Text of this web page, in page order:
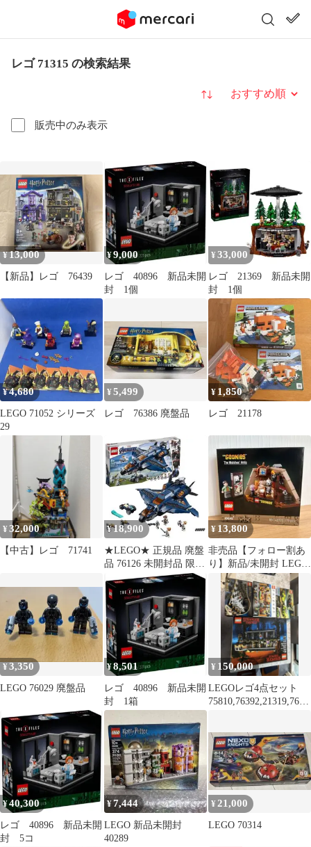
レゴ 71315 の検索結果
販売中のみ表示
並び替え
¥13,000
【新品】レゴ 76439
¥9,000
レゴ 40896 新品未開
封 1個
¥ 33,000
レゴ 21369 新品未開
封 1個
¥4,680
LEGO 71052 シリーズ
29
¥5,499
レゴ 76386 廃盤品
¥ 1,850
レゴ 21178
¥32,000
【中古】レゴ 71741
¥18,900
★LEGO★ 正規品 廃盤
品 76126 未開封品 限定
出品
¥ 13,800
非売品【フォロー割あ
り】新品/未開封 LEGO
40773
¥3,350
LEGO 76029 廃盤品
¥8,501
レゴ 40896 新品未開
封 1箱
¥ 150,000
LEGOレゴ4点セット
75810,76392,21319,7689
¥40,300
レゴ 40896 新品未開
封 5コ
¥7,444
LEGO 新品未開封
40289
¥ 21,000
LEGO 70314